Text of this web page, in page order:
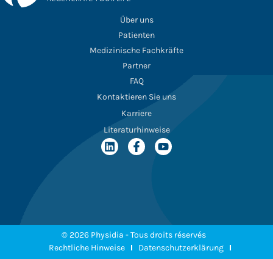
Über uns
Patienten
Medizinische Fachkräfte
Partner
FAQ
Kontaktieren Sie uns
Karriere
Literaturhinweise
© 2026 Physidia - Tous droits réservés
Rechtliche Hinweise
Datenschutzerklärung